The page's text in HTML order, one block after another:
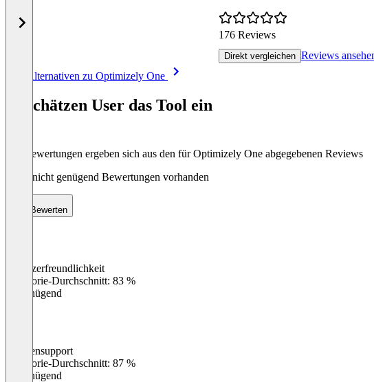
176 Reviews
Direkt vergleichen Reviews
Alle Alternativen zu Optimizely One
So schätzen User das Tool ein
Die Bewertungen ergeben sich aus den für Optimizely One abgegebenen Reviews
Noch nicht genügend Bewertungen vorhanden
Bewerten
Benutzerfreundlichkeit
Kategorie-Durchschnitt: 83 %
Ungenügend
Kundensupport
Kategorie-Durchschnitt: 87 %
Ungenügend